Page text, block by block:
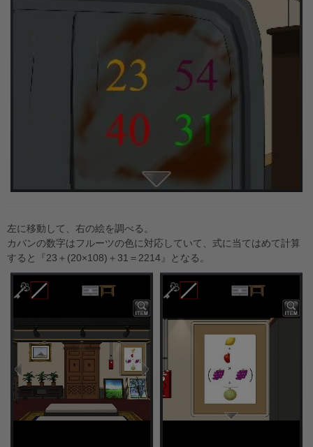
左に移動して、右の絵を調べる。
カバンの数字はフルーツの色に対応していて、式に当てはめて計算
すると『23＋(20×108)＋31＝2214』となる。